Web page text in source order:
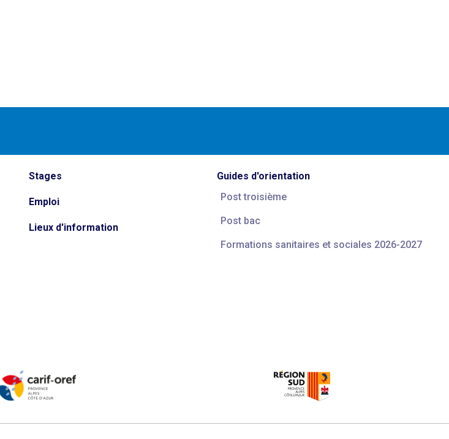
Stages
Emploi
Lieux d'information
Guides d'orientation
Post troisième
Post bac
Formations sanitaires et sociales 2026-2027